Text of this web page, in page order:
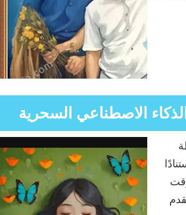
الاصطناعي السحرية